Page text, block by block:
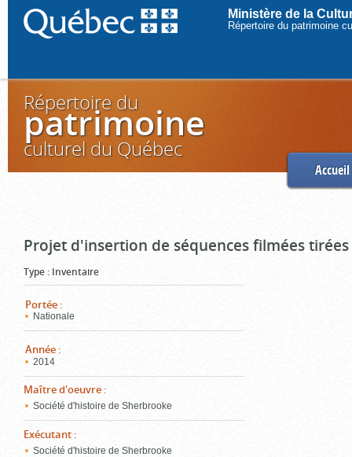
Ministère de la
Répertoire du patrimoine
Répertoire du
patrimoine
culturel du Québec
Accueil
Projet d'insertion de séquences filmées
Type : Inventaire
Portée :
Nationale
Année :
2014
Maître d'oeuvre :
Société d'histoire de Sherbrooke
Exécutant :
Société d'histoire de Sherbrooke